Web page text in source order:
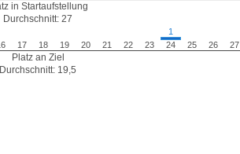
in Startaufstellung
Durchschnitt: 27
17 18 19 20 21 22 23
1
24
25 26 27
Platz an Ziel
Durchschnitt: 19,5